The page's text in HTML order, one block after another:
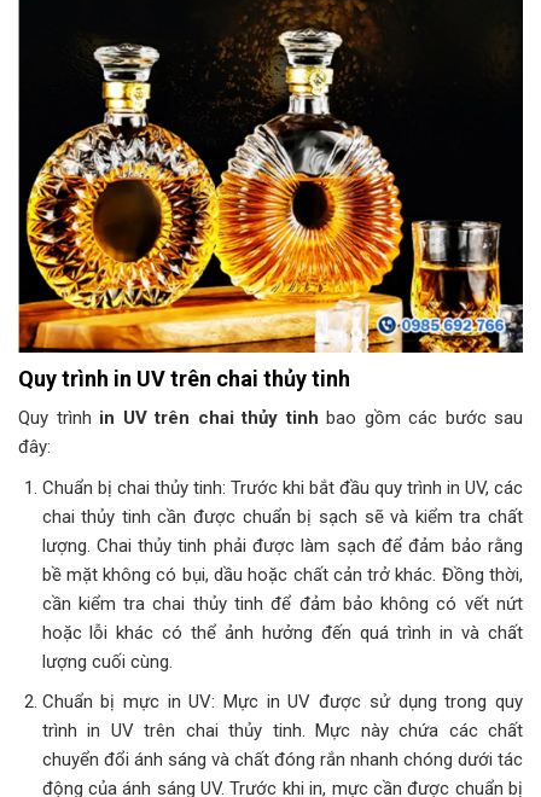
Quy trình in UV trên chai thủy tinh
Quy trình in UV trên chai thủy tinh bao gồm các bước sau
đây:
Chuẩn bị chai thủy tinh: Trước khi bắt đầu quy trình in UV, các
chai thủy tinh cần được chuẩn bị sạch sẽ và kiểm tra chất
lượng. Chai thủy tinh phải được làm sạch để đảm bảo rằng
bề mặt không có bụi, dầu hoặc chất cản trở khác. Đồng thời,
cần kiểm tra chai thủy tinh để đảm bảo không có vết nứt
hoặc lỗi khác có thể ảnh hưởng đến quá trình in và chất
lượng cuối cùng.
Chuẩn bị mực in UV: Mực in UV được sử dụng trong quy
trình in UV trên chai thủy tinh. Mực này chứa các chất
chuyển đổi ánh sáng và chất đóng rắn nhanh chóng dưới tác
động của ánh sáng UV. Trước khi in, mực cần được chuẩn bị